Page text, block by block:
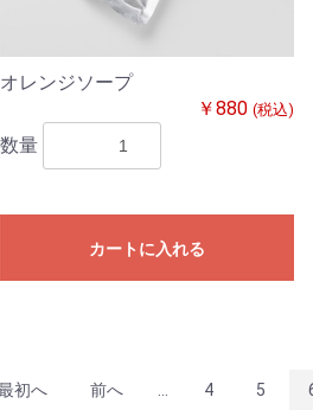
オレンジソープ
￥880 (税込)
数量
カートに入れる
初へ 前へ 4 5